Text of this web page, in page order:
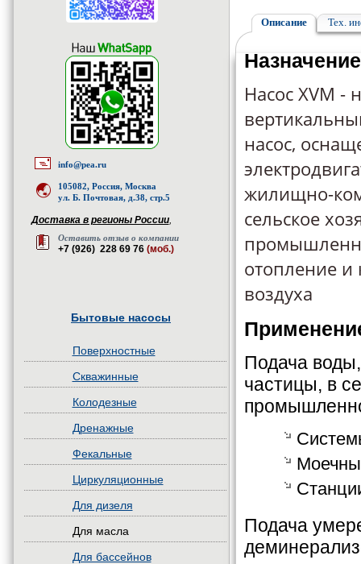
info@pea.ru
105082, Россия, Москва
ул. Б. Почтовая, д.38, стр.5
Доставка в регионы России,
Оставить отзыв о компании
+7 (926) 228 69 76 (моб.)
Бытовые насосы
Поверхностные
Скважинные
Колодезные
Дренажные
Фекальные
Циркуляционные
Для дизеля
Для масла
Для бассейнов
Описание Тех.
Назначение
Насос XVM
насос,
жилищно-
сельское
отопление
воздуха
Подача
частицы, в
Подача